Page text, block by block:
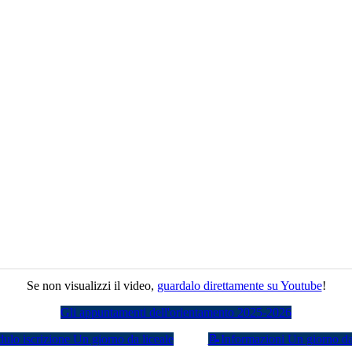
Se non visualizzi il video, guardalo direttamente su Youtube!
Gli appuntamenti dell'orientamento 2025-2026
iscrizione Un giorno da liceale
📝Informazioni Un giorno